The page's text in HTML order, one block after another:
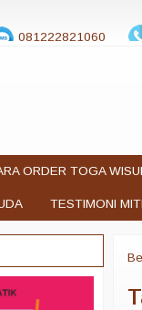
081222821060
ORDER TOGA
TESTIMONI